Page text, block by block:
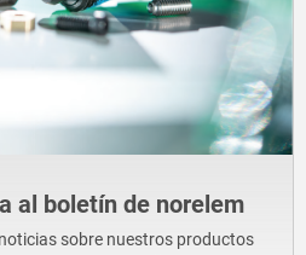
al boletín de norelem
sobre nuestros productos